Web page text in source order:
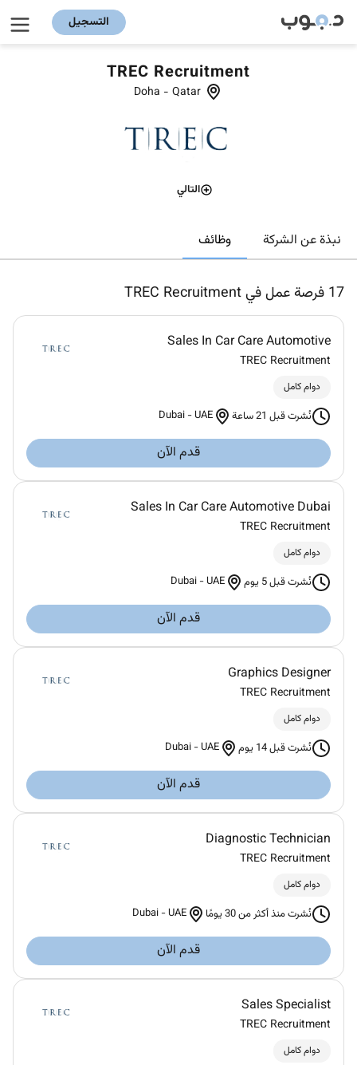
التسجيل
TREC Recruitment
Doha - Qatar
التالي
نبذة عن الشركة وظائف
17 فرصة عمل في TREC Recruitment
Sales In Car Care Automotive
TREC Recruitment
دوام كامل
نُشرت قبل 21 ساعة Dubai -UAE
قدم الآن
Sales In Car Care Automotive Dubai
TREC Recruitment
دوام كامل
نُشرت قبل 5 يوم Dubai -UAE
قدم الآن
Graphics Designer
TREC Recruitment
دوام كامل
نُشرت قبل 14 يوم Dubai -UAE
قدم الآن
Diagnostic Technician
TREC Recruitment
دوام كامل
نُشرت منذ أكثر من 30 يومًا Dubai -UAE
قدم الآن
Sales Specialist
TREC Recruitment
دوام كامل